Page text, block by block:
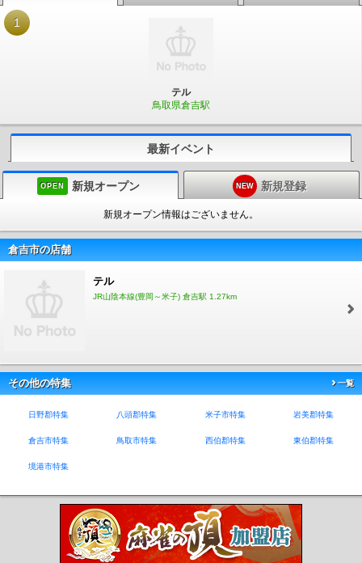
1
テル
鳥取県倉吉駅
最新イベント
OPEN 新規オープン NEW 新規登録
新規オープン情報はございません。
倉吉市の店舗
テル
JR山陰本線(豊岡～米子) 倉吉駅 1.27km
その他の特集 一覧
日野郡特集 八頭郡特集 米子市特集 岩美郡特集
倉吉市特集 鳥取市特集 西伯郡特集 東伯郡特集
境港市特集